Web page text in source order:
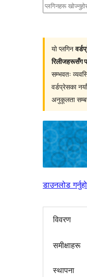
प्लगिनहरू
यो प्लगिन
रिलीजहरूसँग
सम्भवतः
वर्डप्रेसका
अनुकूलता
डाउनलोड
विवरण
समीक्षाहरू
स्थापना